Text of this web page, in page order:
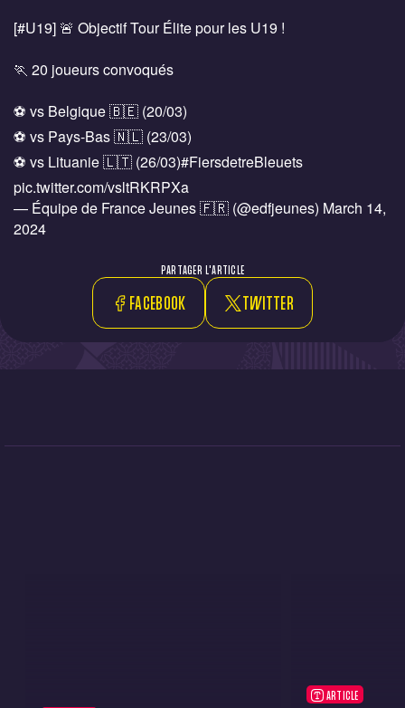
[#U19] 🚨 Objectif Tour Élite pour les U19 !
🏃 20 joueurs convoqués
⚽️ vs Belgique 🇧🇪 (20/03)
⚽️ vs Pays-Bas 🇳🇱 (23/03)
⚽️ vs Lituanie 🇱🇹 (26/03)#FiersdetreBleuets
pic.twitter.com/vsltRKRPXa
— Équipe de France Jeunes 🇫🇷 (@edfjeunes) March 14,
2024
PARTAGER L'ARTICLE
FACEBOOK TWITTER
ARTICLE